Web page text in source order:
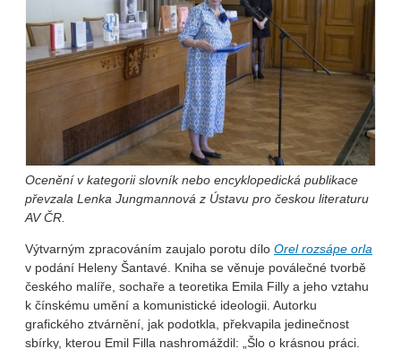
Ocenění v kategorii slovník nebo encyklopedická publikace
převzala Lenka Jungmannová z Ústavu pro českou literaturu
AV ČR.
Výtvarným zpracováním zaujalo porotu dílo Orel rozsápe orla
v podání Heleny Šantavé. Kniha se věnuje poválečné tvorbě
českého malíře, sochaře a teoretika Emila Filly a jeho vztahu
k čínskému umění a komunistické ideologii. Autorku
grafického ztvárnění, jak podotkla, překvapila jedinečnost
sbírky, kterou Emil Filla nashromáždil: „Šlo o krásnou práci.